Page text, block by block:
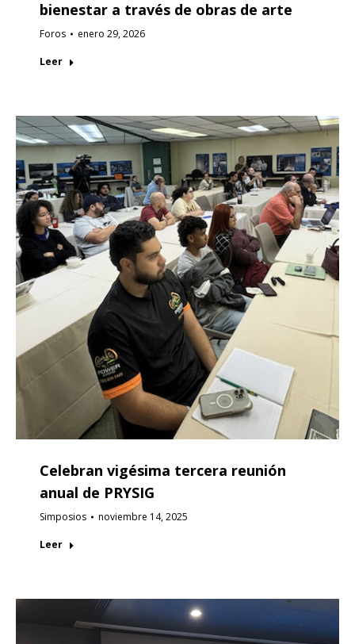
bienestar a través de obras de arte
Foros enero 29, 2026
Leer
Celebran vigésima tercera reunión
anual de PRYSIG
Simposios noviembre 14, 2025
Leer